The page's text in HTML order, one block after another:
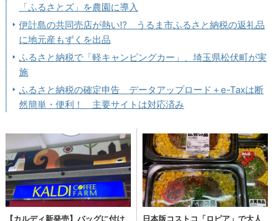
「ふるさとズ」を農園に導入
伊計島の共同売店が熱い!? うるま市ふるさと納税の返礼品
に地元産もずくを出品
ふるさと納税で「軽キャンピングカー」、埼玉県松伏町が実
施
ふるさと納税の確定申告 データアップロード＋e-Taxは断
然簡単・便利！ 主要サイトは対応済み